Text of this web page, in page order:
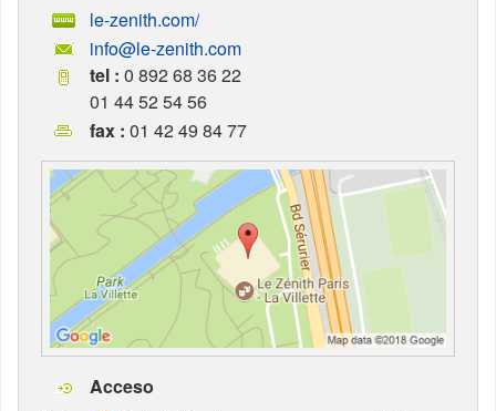
le-zenith.com/
info@le-zenith.com
tel : 0 892 68 36 22
01 44 52 54 56
fax : 01 42 49 84 77
Acceso